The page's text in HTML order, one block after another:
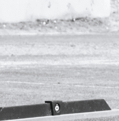
LEASE
中古品販売 SELLING USED
導入事例 CASE STUDY
導入フロー INTRODUCTION FLOW